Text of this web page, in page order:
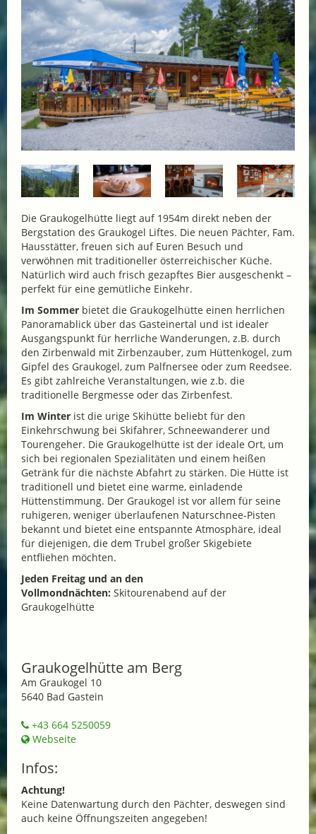
Die Graukogelhütte liegt auf 1954m direkt neben der
Bergstation des Graukogel Liftes. Die neuen Pächter, Fam.
Hausstätter, freuen sich auf Euren Besuch und
verwöhnen mit traditioneller österreichischer Küche.
Natürlich wird auch frisch gezapftes Bier ausgeschenkt –
perfekt für eine gemütliche Einkehr.
Im Sommer bietet die Graukogelhütte einen herrlichen
Panoramablick über das Gasteinertal und ist idealer
Ausgangspunkt für herrliche Wanderungen, z.B. durch
den Zirbenwald mit Zirbenzauber, zum Hüttenkogel, zum
Gipfel des Graukogel, zum Palfnersee oder zum Reedsee.
Es gibt zahlreiche Veranstaltungen, wie z.b. die
traditionelle Bergmesse oder das Zirbenfest.
Im Winter ist die urige Skihütte beliebt für den
Einkehrschwung bei Skifahrer, Schneewanderer und
Tourengeher. Die Graukogelhütte ist der ideale Ort, um
sich bei regionalen Spezialitäten und einem heißen
Getränk für die nächste Abfahrt zu stärken. Die Hütte ist
traditionell und bietet eine warme, einladende
Hüttenstimmung. Der Graukogel ist vor allem für seine
ruhigeren, weniger überlaufenen Naturschnee-Pisten
bekannt und bietet eine entspannte Atmosphäre, ideal
für diejenigen, die dem Trubel großer Skigebiete
entfliehen möchten.
Jeden Freitag und an den
Vollmondnächten: Skitourenabend auf der
Graukogelhütte
Graukogelhütte am Berg
Am Graukogel 10
5640 Bad Gastein
+43 664 5250059
Webseite
Infos:
Achtung!
Keine Datenwartung durch den Pächter, deswegen sind
auch keine Öffnungszeiten angegeben!